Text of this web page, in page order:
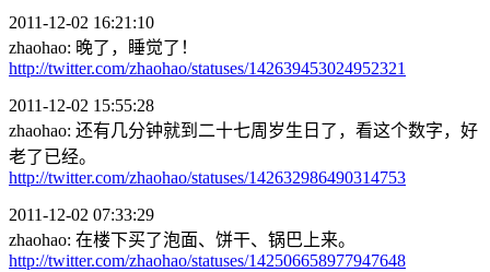
2011-12-02 16:21:10
zhaohao: 晚了，睡觉了！
http://twitter.com/zhaohao/statuses/142639453024952321
2011-12-02 15:55:28
zhaohao: 还有几分钟就到二十七周岁生日了，看这个数字，好
老了已经。
http://twitter.com/zhaohao/statuses/142632986490314753
2011-12-02 07:33:29
zhaohao: 在楼下买了泡面、饼干、锅巴上来。
http://twitter.com/zhaohao/statuses/142506658977947648